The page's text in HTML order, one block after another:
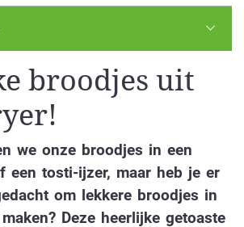
broodjes uit
we onze broodjes in een
een tosti-ijzer, maar heb je er
om lekkere broodjes in
Deze heerlijke getoaste